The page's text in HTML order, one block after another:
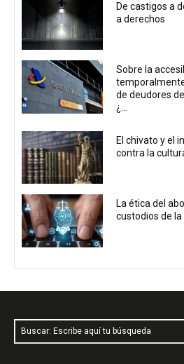
De castigos a
a derechos
Sobre la
de deudores
¿...
El chivato y el
contra la
La ética del
custodios de
Buscar: Escribe aquí tu búsqueda